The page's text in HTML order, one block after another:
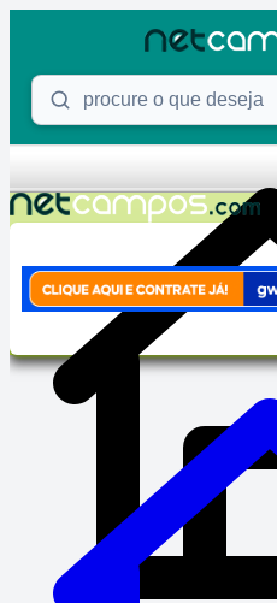
Procure o que deseja